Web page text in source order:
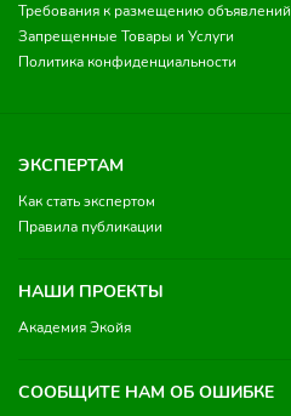
Требования к размещению объявлений
Запрещенные Товары и Услуги
Политика конфиденциальности
ЭКСПЕРТАМ
Как стать экспертом
Правила публикации
НАШИ ПРОЕКТЫ
Академия Экойя
СООБЩИТЕ НАМ ОБ ОШИБКЕ